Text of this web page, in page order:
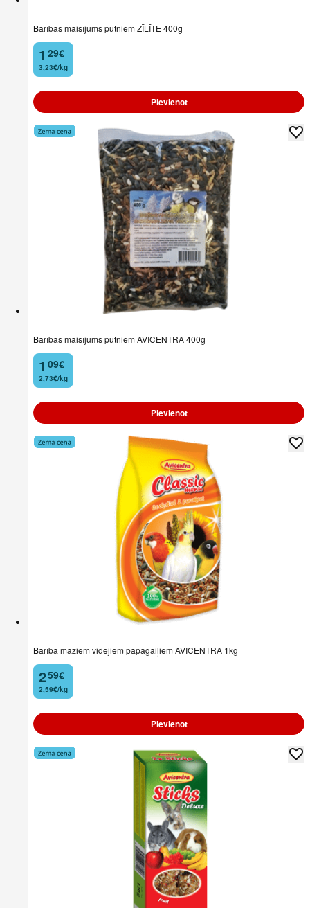
Barības maisījums putniem ZĪLĪTE 400g
1
. 29€
3,23€/kg
Pievienot
Barības maisījums putniem AVICENTRA 400g
1
. 09€
2,73€/kg
Pievienot
Barība maziem vidējiem papagaiļiem AVICENTRA 1kg
2
. 59€
2,59€/kg
Pievienot